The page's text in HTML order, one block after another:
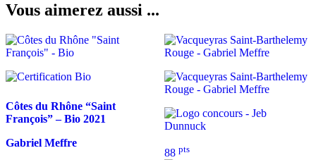
Vous aimerez aussi ...
Côtes du Rhône “Saint
François” – Bio 2021
Gabriel Meffre
88 pts